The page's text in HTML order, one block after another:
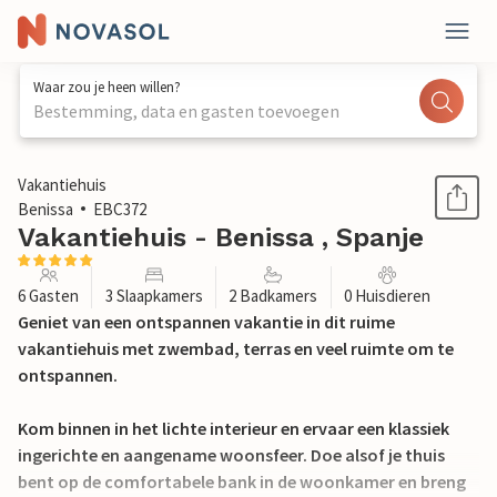
Waar zou je heen willen?
Bestemming, data en gasten toevoegen
1 / 25
Vakantiehuis
Benissa
EBC372
Vakantiehuis - Benissa , Spanje
6 Gasten 3 Slaapkamers 2 Badkamers 0 Huisdieren
Geniet van een ontspannen vakantie in dit ruime
vakantiehuis met zwembad, terras en veel ruimte om te
ontspannen.
Kom binnen in het lichte interieur en ervaar een klassiek
ingerichte en aangename woonsfeer. Doe alsof je thuis
bent op de comfortabele bank in de woonkamer en breng